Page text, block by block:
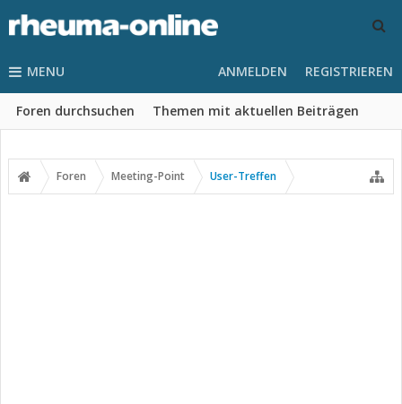
MENU
Foren durchsuchen Themen mit aktuellen Beiträgen
ANMELDEN REGISTRIEREN
Foren Meeting-Point User-Treffen